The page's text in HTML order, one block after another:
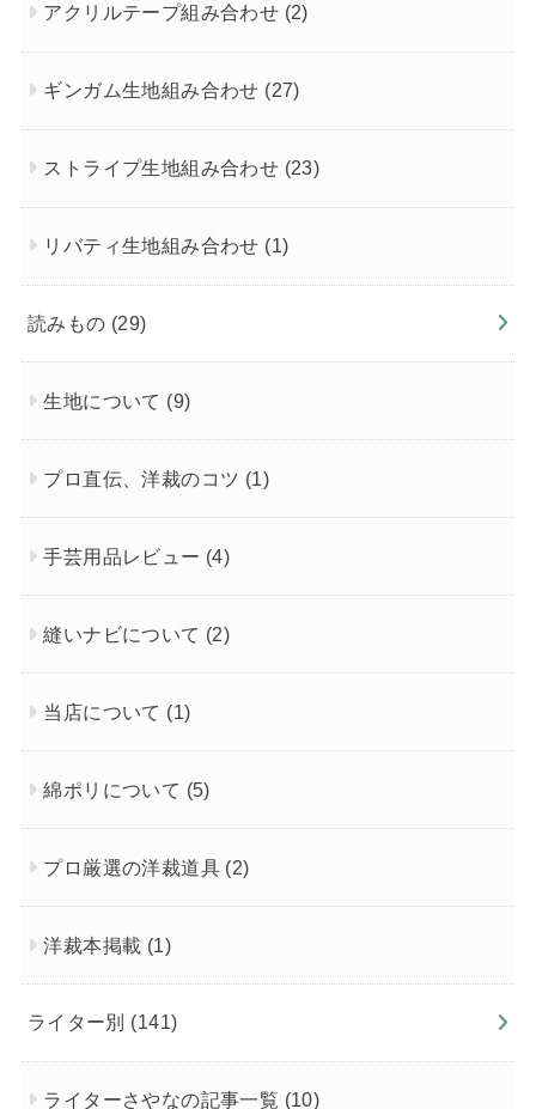
アクリルテープ組み合わせ (2)
ギンガム生地組み合わせ (27)
ストライプ生地組み合わせ (23)
リバティ生地組み合わせ (1)
読みもの (29)
生地について (9)
プロ直伝、洋裁のコツ (1)
手芸用品レビュー (4)
縫いナビについて (2)
当店について (1)
綿ポリについて (5)
プロ厳選の洋裁道具 (2)
洋裁本掲載 (1)
ライター別 (141)
ライターさやなの記事一覧 (10)